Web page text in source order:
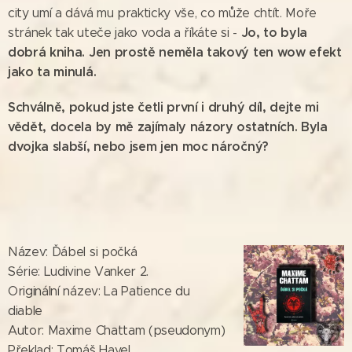
city umí a dává mu prakticky vše, co může chtít. Moře
stránek tak uteče jako voda a říkáte si - Jo, to byla
dobrá kniha. Jen prostě neměla takový ten wow efekt
jako ta minulá.
Schválně, pokud jste četli první i druhý díl, dejte mi
vědět, docela by mě zajímaly názory ostatních. Byla
dvojka slabší, nebo jsem jen moc náročný?
Název: Ďábel si počká
Série: Ludivine Vanker 2.
Originální název: La Patience du
diable
Autor: Maxime Chattam (pseudonym)